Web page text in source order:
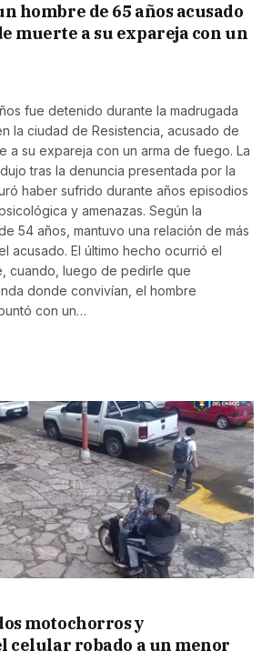
hombre de 65 años acusado
muerte a su expareja con un
fue detenido durante la madrugada
la ciudad de Resistencia, acusado de
a su expareja con un arma de fuego. La
tras la denuncia presentada por la
haber sufrido durante años episodios
y amenazas. Según la
54 años, mantuvo una relación de más
acusado. El último hecho ocurrió el
cuando, luego de pedirle que
donde convivían, el hombre
con un…
motochorros y
celular robado a un menor